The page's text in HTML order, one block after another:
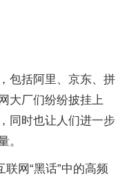
包括阿里、京东、拼
大厂们纷纷披挂上
同时也让人们进一步
。
联网“黑话”中的高频